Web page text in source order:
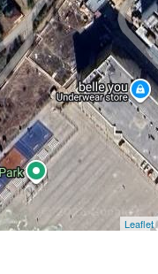
Leaflet